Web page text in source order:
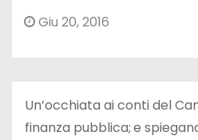
Giu 20, 2016
Un’occhiata ai conti del
finanza pubblica; e